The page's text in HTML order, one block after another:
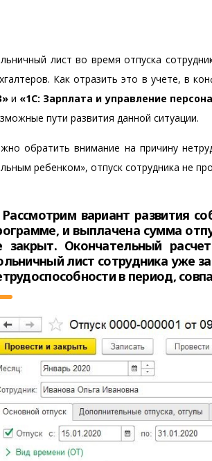
лист во время отпуска
Как отразить это в учете, в
и «1С: Зарплата и управление
пути развития данной ситуации.
обратить внимание на причину
ребенком», отпуск сотрудника не
Рассмотрим вариант развития
и выплачена сумма
закрыт. Окончательный
лист сотрудника уже
в период,